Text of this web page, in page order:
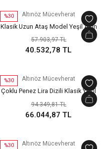
%30 Altınöz Mücevherat
Klasik Uzun Ataş Model Yeşil Altın
Bileklik
57.903,97 TL
40.532,78 TL
%30 Altınöz Mücevherat
Çoklu Penez Lira Dizili Klasik Yeşil
Renk Altın Bileklik
94.349,81 TL
66.044,87 TL
%30 Altınöz Mücevherat